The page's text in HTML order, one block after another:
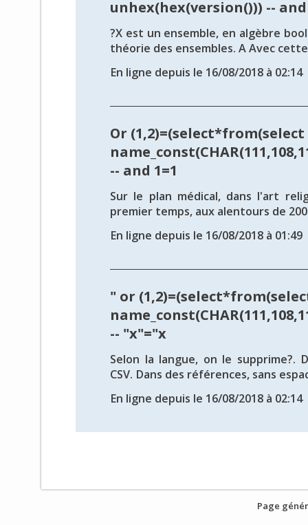
unhex(hex(version())) -- and
?X est un ensemble, en algèbre
théorie des ensembles. A Avec
En ligne depuis le 16/08/2018 à 02:14
Or (1,2)=(select*from(select
-- and 1=1
Sur le plan médical, dans l'art
premier temps, aux alentours de
En ligne depuis le 16/08/2018 à 01:49
" or
-- "x"="x
Selon la langue, on le supprime?.
CSV. Dans des références, sans
En ligne depuis le 16/08/2018 à 02:14
Page